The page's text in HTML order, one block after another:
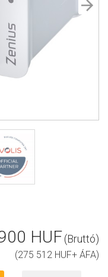
HUF(Bruttó)
(275 512 HUF+ ÁFA)